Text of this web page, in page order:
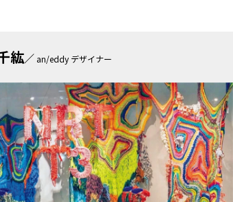
紘／ an/eddy デザイナー